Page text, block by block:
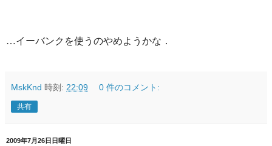
…イーバンクを使うのやめようかな．
MskKnd 時刻: 22:09 0 件のコメント:
共有
2009年7月26日日曜日